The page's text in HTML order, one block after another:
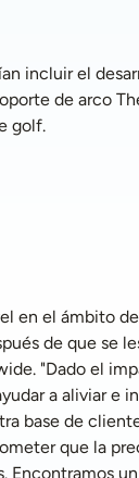
de arco
golf.
de que se
"Dado el
a aliviar e
base de
que la